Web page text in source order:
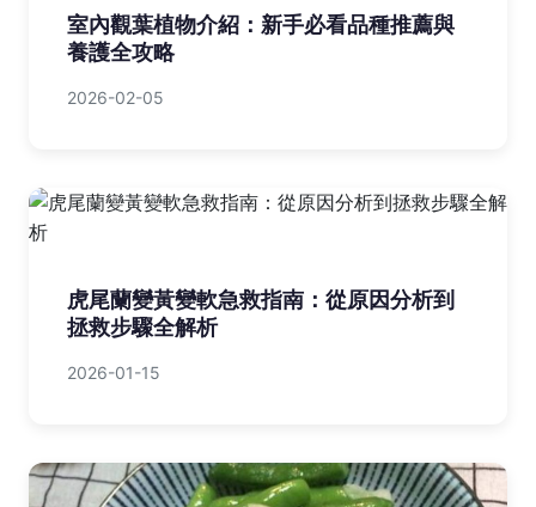
室內觀葉植物介紹：新手必看品種推薦與
養護全攻略
2026-02-05
虎尾蘭變黃變軟急救指南：從原因分析到
拯救步驟全解析
2026-01-15